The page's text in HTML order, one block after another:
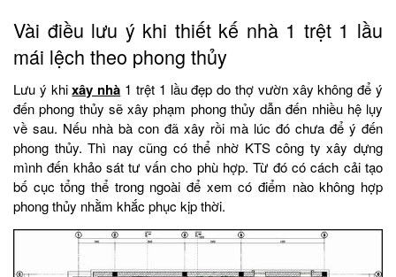
Vài điều lưu ý khi thiết kế nhà 1 trệt 1 lầu
mái lệch theo phong thủy
Lưu ý khixây nhà 1 trệt 1 lầu đẹp do thợ vườn xây không để ý
đến phong thủy sẽ xây phạm phong thủy dẫn đến nhiều hệ lụy
về sau. Nếu nhà bà con đã xây rồi mà lúc đó chưa để ý đến
phong thủy. Thì nay cũng có thể nhờ KTS công ty xây dựng
mình đến khảo sát tư vấn cho phù hợp. Từ đó có cách cải tạo
bố cục tổng thể trong ngoài để xem có điểm nào không hợp
phong thủy nhằm khắc phục kịp thời.